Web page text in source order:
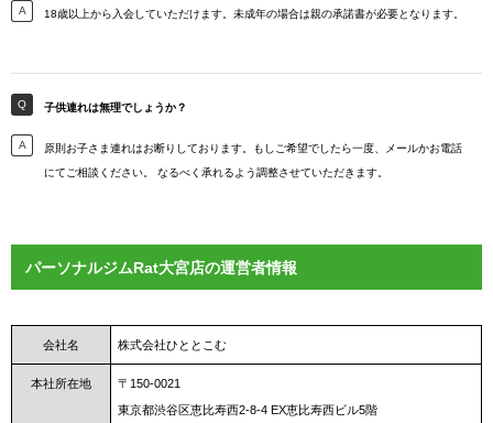
18歳以上から入会していただけます。未成年の場合は親の承諾書が必要となります。
子供連れは無理でしょうか？
原則お子さま連れはお断りしております。もしご希望でしたら一度、メールかお電話
にてご相談ください。 なるべく承れるよう調整させていただきます。
パーソナルジムRat大宮店の運営者情報
会社名 株式会社ひととこむ
本社所在地
〒150-0021
東京都渋谷区恵比寿西2-8-4 EX恵比寿西ビル5階